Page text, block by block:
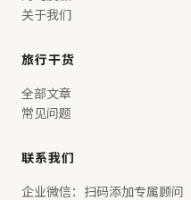
关于我们
旅行干货
全部文章
常见问题
联系我们
企业微信：扫码添加专属顾问